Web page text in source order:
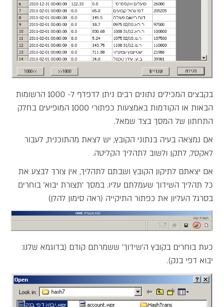
בקבצים המכילים נתונים רבים ניתן לדפדף ל- 1000 הרשומות
הבאות או הקודמות באמצעות כפתורי 1000 המופיעים בחלק
התחתון של המסך בצד שמאל.
אם נמצאה בעיה בנתוני הקובץ, יש לצאת מהתוכנית, לעבור
לאקסל, לתקן ולשוב לתהליך הקליטה.
אם יצאתם לתיקון הקובץ ושבתם לתהליך, אין צורך לבצע את
כל תהליך השידוך שעמלתם עליו. במסך 'תצורת יבוא' בוחרים
בסרגל העליון את כפתור התיקייה (ראה סימון להלן)
כעת בוחרים בקובץ ה'שידוך' ששמרתם קודם (בדוגמא שלנו:
יבוא דפי בנק).